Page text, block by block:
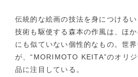
伝統的な絵画の技法を身につける
技術も駆使する森本の作風は、ほ
にも似ていない個性的なもの。世
が、“MORIMOTO KEITA”のオリ
品に注目している。